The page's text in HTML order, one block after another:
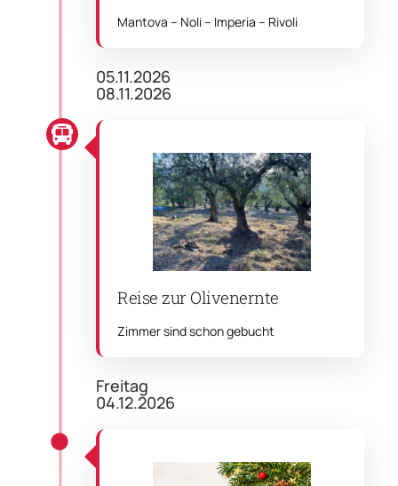
Mantova – Noli – Imperia – Rivoli
05.11.2026
08.11.2026
Reise zur Olivenernte
Zimmer sind schon gebucht
Freitag
04.12.2026